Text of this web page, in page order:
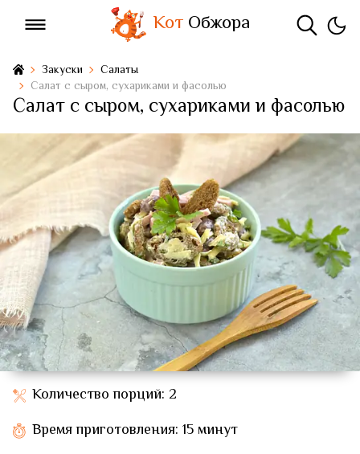
КотОбжора
Закуски
Салаты
Салат с сыром, сухариками и фасолью
Салат с сыром, сухариками и фасолью
Количество порций: 2
Время приготовления: 15 минут